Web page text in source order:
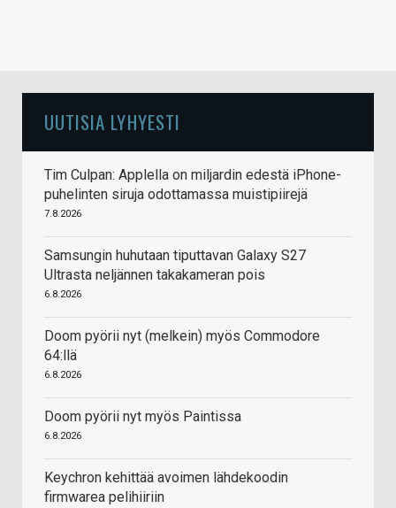
UUTISIA LYHYESTI
Tim Culpan: Applella on miljardin edestä iPhone-
puhelinten siruja odottamassa muistipiirejä
7.8.2026
Samsungin huhutaan tiputtavan Galaxy S27
Ultrasta neljännen takakameran pois
6.8.2026
Doom pyörii nyt (melkein) myös Commodore
64:llä
6.8.2026
Doom pyörii nyt myös Paintissa
6.8.2026
Keychron kehittää avoimen lähdekoodin
firmwarea pelihiiriin